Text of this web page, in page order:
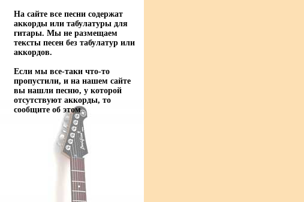
На сайте все песни содержат
аккорды или табулатуры для
гитары. Мы не размещаем
тексты песен без табулатур или
аккордов.
Если мы все-таки что-то
пропустили, и на нашем сайте
вы нашли песню, у которой
отсутствуют аккорды, то
сообщите об этом